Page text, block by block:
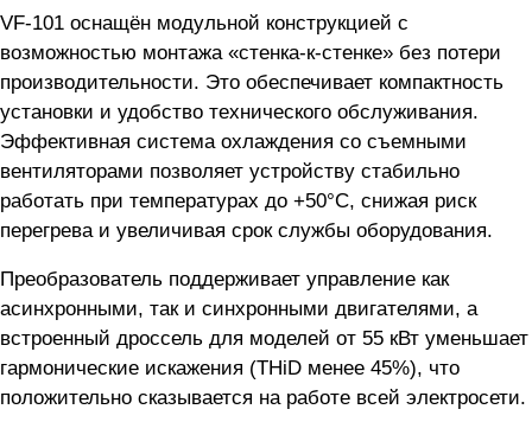
VF-101 оснащён модульной конструкцией с
возможностью монтажа «стенка-к-стенке» без потери
производительности. Это обеспечивает компактность
установки и удобство технического обслуживания.
Эффективная система охлаждения со съемными
вентиляторами позволяет устройству стабильно
работать при температурах до +50°C, снижая риск
перегрева и увеличивая срок службы оборудования.
Преобразователь поддерживает управление как
асинхронными, так и синхронными двигателями, а
встроенный дроссель для моделей от 55 кВт уменьшает
гармонические искажения (THiD менее 45%), что
положительно сказывается на работе всей электросети.